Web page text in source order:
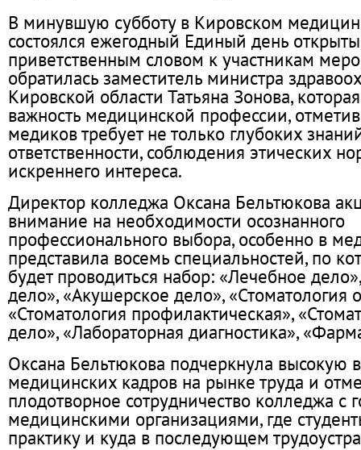
В минувшую субботу в Кировском
состоялся ежегодный Единый день
приветственным словом к участникам
обратилась заместитель министра
Кировской области Татьяна Зонова,
важность медицинской профессии,
медиков требует не только глубоких
ответственности, соблюдения этических
искреннего интереса.
Директор колледжа Оксана Бельтюкова
внимание на необходимости осознанного
профессионального выбора, особенно в
представила восемь специальностей, по
будет проводиться набор: «Лечебное
дело», «Акушерское дело», «Стоматология
«Стоматология профилактическая»,
дело», «Лабораторная диагностика»,
Оксана Бельтюкова подчеркнула высокую
медицинских кадров на рынке труда и
плодотворное сотрудничество колледжа с
медицинскими организациями, где
практику и куда в последующем